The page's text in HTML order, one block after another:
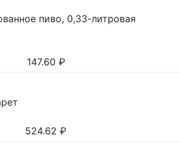
пиво, 0,33-литровая
147.60 ₽
524.62 ₽